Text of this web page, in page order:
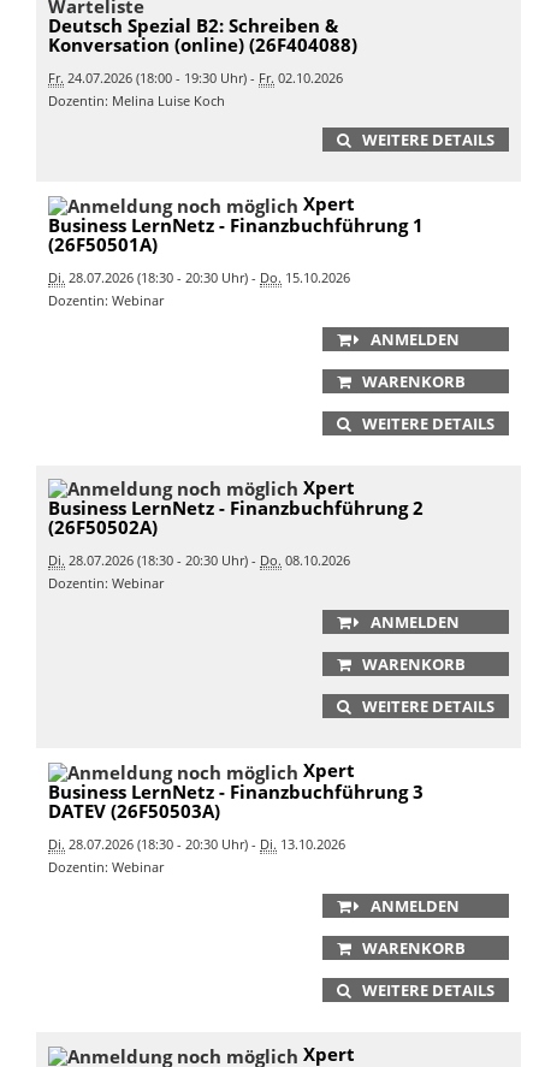
Deutsch Spezial B2: Schreiben &
Konversation (online) (26F404088)
Fr. 24.07.2026 (18:00 - 19:30 Uhr) - Fr. 02.10.2026
Dozentin: Melina Luise Koch
WEITERE DETAILS
Xpert
Business LernNetz - Finanzbuchführung 1
(26F50501A)
Di. 28.07.2026 (18:30 - 20:30 Uhr) - Do. 15.10.2026
Dozentin: Webinar
ANMELDEN
WARENKORB
WEITERE DETAILS
Xpert
Business LernNetz - Finanzbuchführung 2
(26F50502A)
Di. 28.07.2026 (18:30 - 20:30 Uhr) - Do. 08.10.2026
Dozentin: Webinar
ANMELDEN
WARENKORB
WEITERE DETAILS
Xpert
Business LernNetz - Finanzbuchführung 3
DATEV (26F50503A)
Di. 28.07.2026 (18:30 - 20:30 Uhr) - Di. 13.10.2026
Dozentin: Webinar
ANMELDEN
WARENKORB
WEITERE DETAILS
Xpert